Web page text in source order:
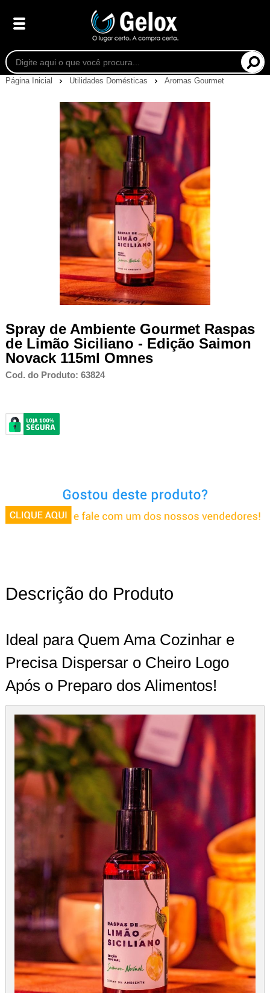
Página Inicial Utilidades Domésticas Aromas Gourmet
Spray de Ambiente Gourmet Raspas
de Limão Siciliano - Edição Saimon
Novack 115ml Omnes
Cod. do Produto: 63824
Descrição do Produto
Ideal para Quem Ama Cozinhar e
Precisa Dispersar o Cheiro Logo
Após o Preparo dos Alimentos!